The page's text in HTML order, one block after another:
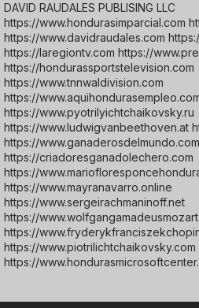
DAVID RAUDALES PUBLISING LLC
https://www.hondurasimparcial.com
https://www.davidraudales.com
https://laregiontv.com https://
https://hondurassportstelevision.com
https://www.tnnwaldivision.com
https://
https://www.pyotrilyichtchaikovsky.ru
https://www.ludwigvanbeethoven.at
https://www.ganaderosdelmundo.com
https://criadoresganadolechero.com
https://
https://www.mayranavarro.online
https://www.sergeirachmaninoff.net
https://
https://
https://www.piotrilichtchaikovsky.com
https://